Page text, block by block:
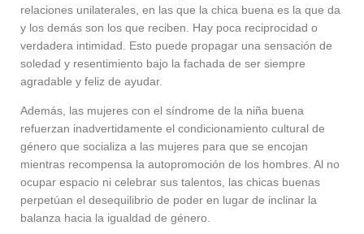
relaciones unilaterales, en las que la chica buena es la que da
y los demás son los que reciben. Hay poca reciprocidad o
verdadera intimidad. Esto puede propagar una sensación de
soledad y resentimiento bajo la fachada de ser siempre
agradable y feliz de ayudar.
Además, las mujeres con el síndrome de la niña buena
refuerzan inadvertidamente el condicionamiento cultural de
género que socializa a las mujeres para que se encojan
mientras recompensa la autopromoción de los hombres. Al no
ocupar espacio ni celebrar sus talentos, las chicas buenas
perpetúan el desequilibrio de poder en lugar de inclinar la
balanza hacia la igualdad de género.